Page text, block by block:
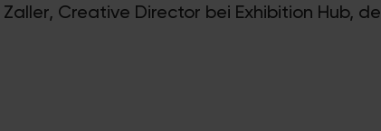
Zaller, Creative Director bei Exhibition Hub,